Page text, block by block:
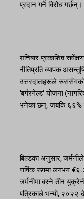
प्रदान गर्ने विरोध गर्छन्।
शनिबार प्रकाशित
नीतिप्रति व्यापक
उत्तरदाताहरूले रूससँगको
‘बर्गरगेल्ड’ योजना
भनेका छन्, जबकि ६६% ले
बिल्डका अनुसार,
वार्षिक रूपमा लगभग
जर्मनीमा बस्ने तीन
पत्रिकाले भन्यो, २०२२